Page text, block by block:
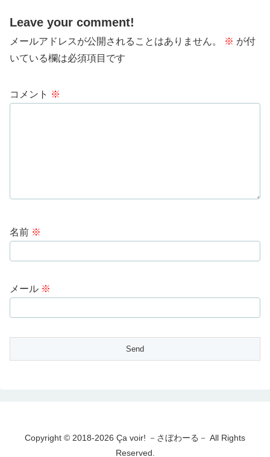
Leave your comment!
メールアドレスが公開されることはありません。 ※ が付
いている欄は必須項目です
コメント ※
名前 ※
メール ※
Copyright © 2018-2026 Ça voir! －さぼわーる－ All Rights
Reserved.